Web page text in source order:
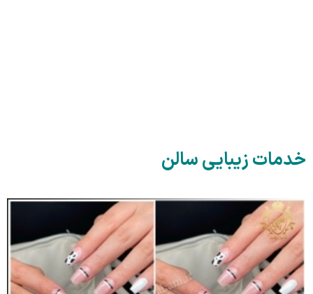
خدمات زیبایی سالن